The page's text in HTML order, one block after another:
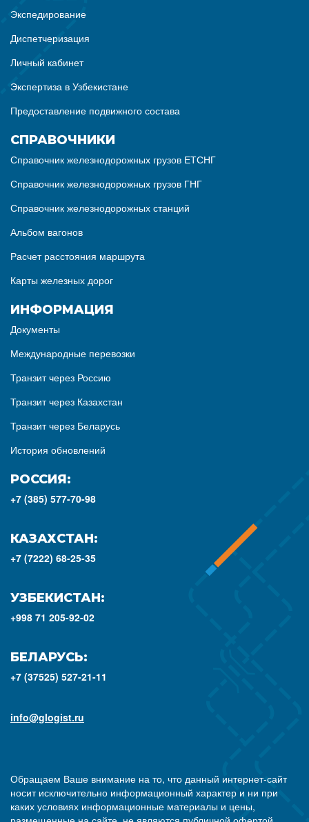
Экспедирование
Диспетчеризация
Личный кабинет
Экспертиза в Узбекистане
Предоставление подвижного состава
СПРАВОЧНИКИ
Справочник железнодорожных грузов ЕТСНГ
Справочник железнодорожных грузов ГНГ
Справочник железнодорожных станций
Альбом вагонов
Расчет расстояния маршрута
Карты железных дорог
ИНФОРМАЦИЯ
Документы
Международные перевозки
Транзит через Россию
Транзит через Казахстан
Транзит через Беларусь
История обновлений
РОССИЯ:
+7 (385) 577-70-98
КАЗАХСТАН:
+7 (7222) 68-25-35
УЗБЕКИСТАН:
+998 71 205-92-02
БЕЛАРУСЬ:
+7 (37525) 527-21-11
info@glogist.ru
Обращаем Ваше внимание на то, что данный интернет-сайт
носит исключительно информационный характер и ни при
каких условиях информационные материалы и цены,